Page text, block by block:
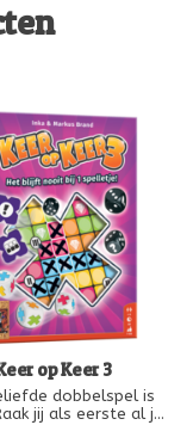
op Keer 3
dobbelspel is
jij als eerste al je